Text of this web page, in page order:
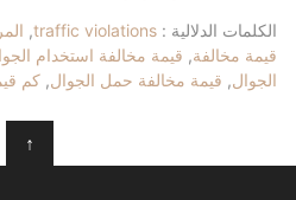
الكلمات الدلالية : traffic violations
,
قيمة مخالفة, قيمة مخالفة استخدام
الجوال, قيمة مخالفة حمل الجوال, كم
↑